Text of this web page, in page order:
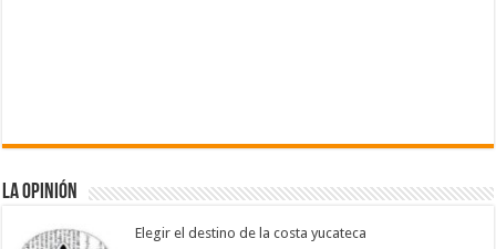
La Opinión
Elegir el destino de la costa yucateca